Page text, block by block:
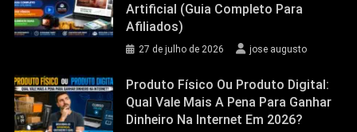
Artificial (Guia Completo Para
Afiliados)
27 de julho de 2026 jose augusto
Produto Físico Ou Produto Digital:
Qual Vale Mais A Pena Para Ganhar
Dinheiro Na Internet Em 2026?